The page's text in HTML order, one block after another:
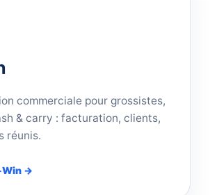
commerciale pour grossistes,
& carry : facturation, clients,
réunis.
Win →